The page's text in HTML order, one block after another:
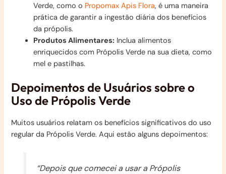
Verde, como o Propomax Apis Flora, é uma maneira
prática de garantir a ingestão diária dos benefícios
da própolis.
Produtos Alimentares: Inclua alimentos
enriquecidos com Própolis Verde na sua dieta, como
mel e pastilhas.
Depoimentos de Usuários sobre o
Uso de Própolis Verde
Muitos usuários relatam os benefícios significativos do uso
regular da Própolis Verde. Aqui estão alguns depoimentos:
“Depois que comecei a usar a Própolis